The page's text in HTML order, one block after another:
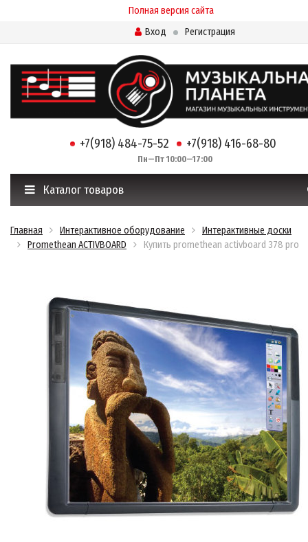
Полная версия сайта
Вход
Регистрация
+7(918) 484-75-52 +7(918) 416-68-80
Пн—Пт 10:00—17:00
Каталог товаров
Главная Интерактивное оборудование
Интерактивные доски
Promethean ACTIVBOARD
Купить promethean activboard 378 pro